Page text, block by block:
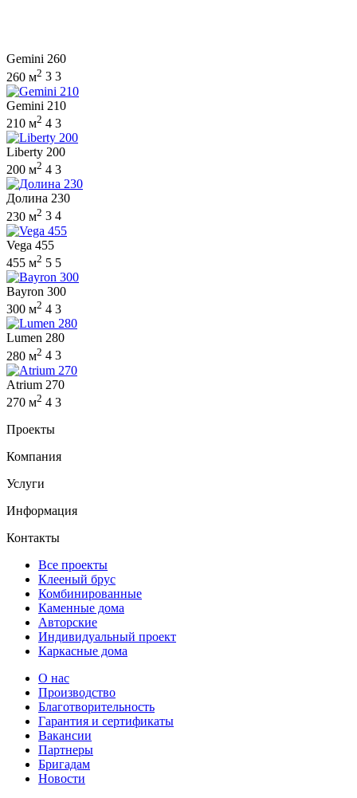
Gemini 260
260 м2 3 3
Gemini 210
210 м2 4 3
Liberty 200
200 м2 4 3
Долина 230
230 м2 3 4
Vega 455
455 м2 5 5
Bayron 300
300 м2 4 3
Lumen 280
280 м2 4 3
Atrium 270
270 м2 4 3
Проекты
Компания
Услуги
Информация
Контакты
Все проекты
Клееный брус
Комбинированные
Каменные дома
Авторские
Индивидуальный проект
Каркасные дома
О нас
Производство
Благотворительность
Гарантия и сертификаты
Вакансии
Партнеры
Бригадам
Новости